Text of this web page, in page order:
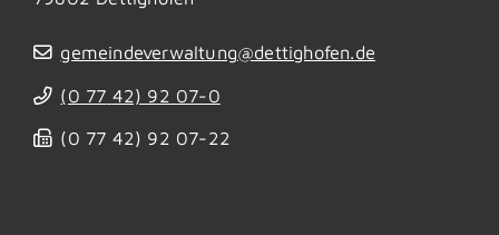
gemeindeverwaltung@dettighofen.de
(0 77 42) 92 07-0
(0 77 42) 92 07-22